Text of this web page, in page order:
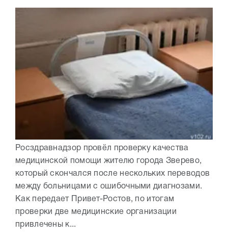
Росздравнадзор провёл проверку качества
медицинской помощи жителю города Зверево,
который скончался после нескольких переводов
между больницами с ошибочными диагнозами.
Как передает Привет-Ростов, по итогам
проверки две медицинские организации
привлечены к...